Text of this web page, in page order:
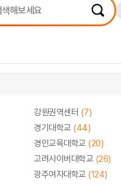
강원권역센터 (7)
경기대학교 (44)
경인교육대학교 (20)
고려사이버대학교 (26)
광주여자대학교 (124)